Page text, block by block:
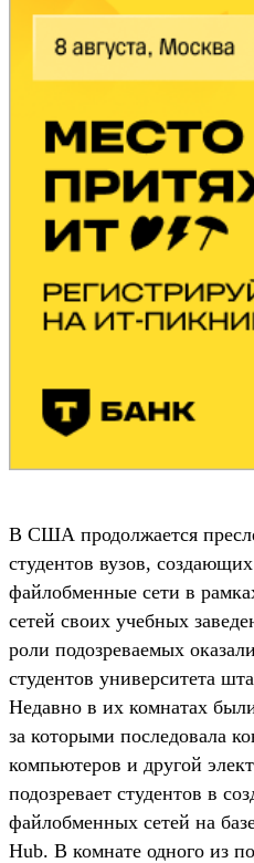
В США продолжается
студентов вузов,
файлобменные сети в
сетей своих учебных
роли подозреваемых
студентов университета
Недавно в их комнатах
за которыми последовала
компьютеров и другой
подозревает студентов в
файлобменных сетей на
Hub. В комнате одного из